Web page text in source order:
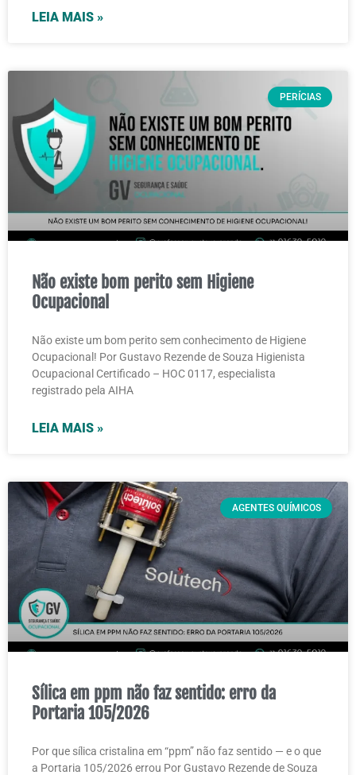
LEIA MAIS »
PERÍCIAS
Não existe bom perito sem Higiene
Ocupacional
Não existe um bom perito sem conhecimento de Higiene
Ocupacional! Por Gustavo Rezende de Souza Higienista
Ocupacional Certificado – HOC 0117, especialista
registrado pela AIHA
LEIA MAIS »
AGENTES QUÍMICOS
Sílica em ppm não faz sentido: erro da
Portaria 105/2026
Por que sílica cristalina em “ppm” não faz sentido — e o que
a Portaria 105/2026 errou Por Gustavo Rezende de Souza